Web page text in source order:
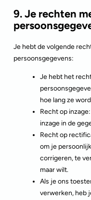
9. Je rechten
Je hebt de volgende
persoonsgegevens:
Je hebt het
hoe lang ze
Recht op
inzage in de
Recht op
om je
corrigeren, te
maar wilt.
Als je ons
verwerken, heb